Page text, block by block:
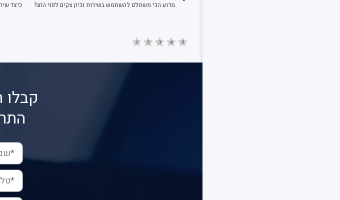
מדוע הכי משתלם להשתמש בשירות נכיון צקים לפני החג?